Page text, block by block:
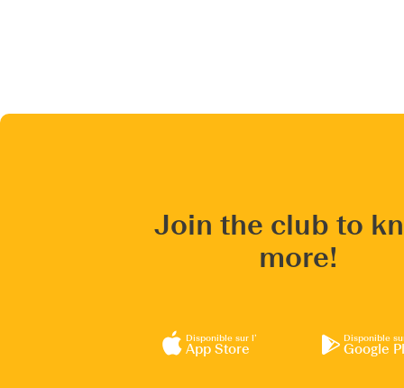
Join the club to
more!
Disponible sur l’
App Store
Disponible
Google